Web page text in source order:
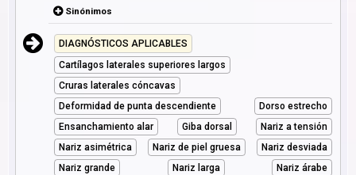
Sinónimos
DIAGNÓSTICOS APLICABLES
Cartílagos laterales superiores largos
Cruras laterales cóncavas
Deformidad de punta descendiente
Dorso estrecho
Ensanchamiento alar
Giba dorsal
Nariz a tensión
Nariz asimétrica
Nariz de piel gruesa
Nariz desviada
Nariz grande
Nariz larga
Nariz árabe